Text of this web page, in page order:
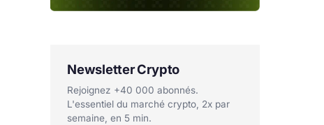
Newsletter Crypto
Rejoignez +40 000 abonnés.
L'essentiel du marché crypto, 2x par
semaine, en 5 min.